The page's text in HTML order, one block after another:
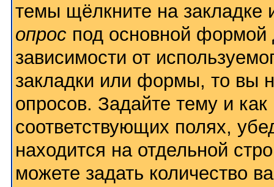
темы щёлкните на
опрос под основной формой
зависимости от
закладки или формы, то вы
опросов. Задайте тему и
соответствующих полях,
находится на отдельной
можете задать количество